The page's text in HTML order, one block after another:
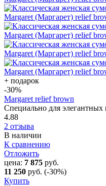
+ подарок
-30%
Margaret relief brown
Специально для
4.88
2 отзыва
В наличии
К сравнению
Отложить
цена: 7 875 руб.
11 250 руб. (-30%)
Купить